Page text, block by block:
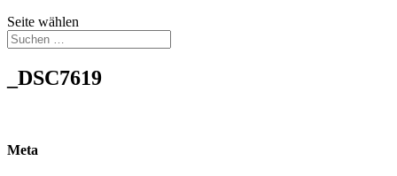
Seite wählen
_DSC7619
Meta